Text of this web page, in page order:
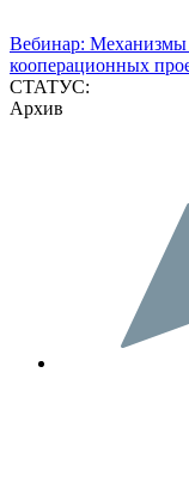
Вебинар:
кооперационных
СТАТУС:
Архив